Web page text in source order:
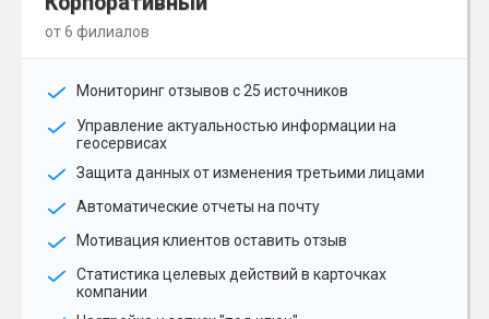
от 6 филиалов
Мониторинг отзывов с 25 источников
Управление актуальностью информации на
геосервисах
Защита данных от изменения третьими лицами
Автоматические отчеты на почту
Мотивация клиентов оставить отзыв
Статистика целевых действий в карточках
компании